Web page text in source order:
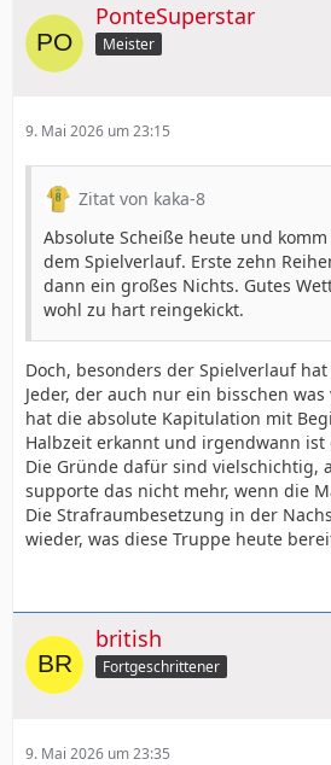
PonteSuperstar
Meister
9. Mai 2026 um 23:15
Zitat von kaka-8
Absolute Scheiße heute und
dem Spielverlauf. Erste zehn
dann ein großes Nichts. Gutes
wohl zu hart reingekickt.
Doch, besonders der Spielverlauf
Jeder, der auch nur ein bisschen
hat die absolute Kapitulation mit
Halbzeit erkannt und irgendwann ist
Die Gründe dafür sind vielschichtig,
supporte das nicht mehr, wenn die
Die Strafraumbesetzung in der
wieder, was diese Truppe heute
british
Fortgeschrittener
9. Mai 2026 um 23:35